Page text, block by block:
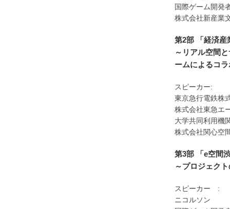
国際ゲーム開
株式会社新
第2部 「経済産
～リアル空間
ームによるコ
スピーカー:
東京急行電鉄
株式会社東急
大学共同利用
株式会社関心
第3部 「e空間
～プロジェク
スピーカー
ニコルソ